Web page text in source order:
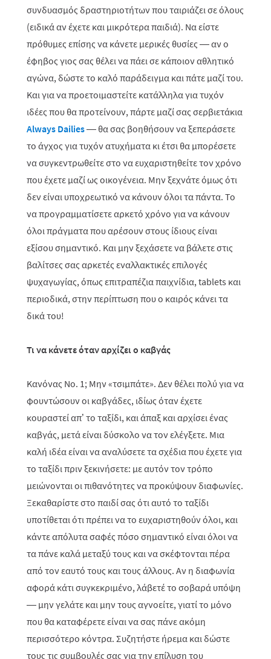
συνδυασμός δραστηριοτήτων που ταιριάζει σε όλους
(ειδικά αν έχετε και μικρότερα παιδιά). Να είστε
πρόθυμες επίσης να κάνετε μερικές θυσίες — αν ο
έφηβος γιος σας θέλει να πάει σε κάποιον αθλητικό
αγώνα, δώστε το καλό παράδειγμα και πάτε μαζί του.
Και για να προετοιμαστείτε κατάλληλα για τυχόν
ιδέες που θα προτείνουν, πάρτε μαζί σας σερβιετάκια
Always Dailies— θα σας βοηθήσουν να ξεπεράσετε
το άγχος για τυχόν ατυχήματα κι έτσι θα μπορέσετε
να συγκεντρωθείτε στο να ευχαριστηθείτε τον χρόνο
που έχετε μαζί ως οικογένεια. Μην ξεχνάτε όμως ότι
δεν είναι υποχρεωτικό να κάνουν όλοι τα πάντα. Το
να προγραμματίσετε αρκετό χρόνο για να κάνουν
όλοι πράγματα που αρέσουν στους ίδιους είναι
εξίσου σημαντικό. Και μην ξεχάσετε να βάλετε στις
βαλίτσες σας αρκετές εναλλακτικές επιλογές
ψυχαγωγίας, όπως επιτραπέζια παιχνίδια, tablets και
περιοδικά, στην περίπτωση που ο καιρός κάνει τα
δικά του!
Τι να κάνετε όταν αρχίζει ο καβγάς
Κανόνας Νο. 1; Μην «τσιμπάτε». Δεν θέλει πολύ για να
φουντώσουν οι καβγάδες, ιδίως όταν έχετε
κουραστεί απ’ το ταξίδι, και άπαξ και αρχίσει ένας
καβγάς, μετά είναι δύσκολο να τον ελέγξετε. Μια
καλή ιδέα είναι να αναλύσετε τα σχέδια που έχετε για
το ταξίδι πριν ξεκινήσετε: με αυτόν τον τρόπο
μειώνονται οι πιθανότητες να προκύψουν διαφωνίες.
Ξεκαθαρίστε στο παιδί σας ότι αυτό το ταξίδι
υποτίθεται ότι πρέπει να το ευχαριστηθούν όλοι, και
κάντε απόλυτα σαφές πόσο σημαντικό είναι όλοι να
τα πάνε καλά μεταξύ τους και να σκέφτονται πέρα
από τον εαυτό τους και τους άλλους. Αν η διαφωνία
αφορά κάτι συγκεκριμένο, λάβετέ το σοβαρά υπόψη
— μην γελάτε και μην τους αγνοείτε, γιατί το μόνο
που θα καταφέρετε είναι να σας πάνε ακόμη
περισσότερο κόντρα. Συζητήστε ήρεμα και δώστε
τους τις συμβουλές σας για την επίλυση του